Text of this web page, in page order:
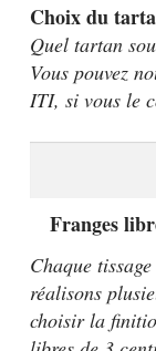
Choix du
Quel tartan
Vous pouvez
ITI, si vous le
Franges
Chaque
réalisons
choisir la